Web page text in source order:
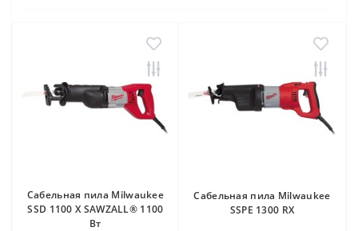
Сабельная пила Milwaukee
SSD 1100 X SAWZALL® 1100
Вт
Сабельная пила Milwaukee
SSPE 1300 RX